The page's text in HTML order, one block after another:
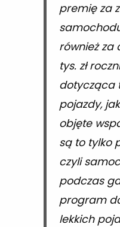
premię za
również za
tys. zł
dotycząca
pojazdy,
objęte
są to tylko
czyli
podczas
program
lekkich